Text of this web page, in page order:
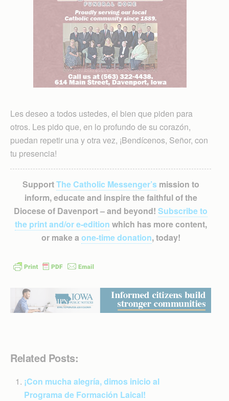
Les deseo a todos ustedes, el bien que piden para
otros. Les pido que, en lo profundo de su corazón,
puedan repetir una y otra vez, ¡Bendícenos, Señor, con
tu presencia!
SupportThe Catholic Messenger’smission to
inform, educate and inspire the faithful of the
Diocese of Davenport – and beyond! Subscribe to
the print and/or e-edition which has more content,
or make a one-time donation, today!
Related Posts:
¡Con mucha alegría, dimos inicio al
Programa de Formación Laical!